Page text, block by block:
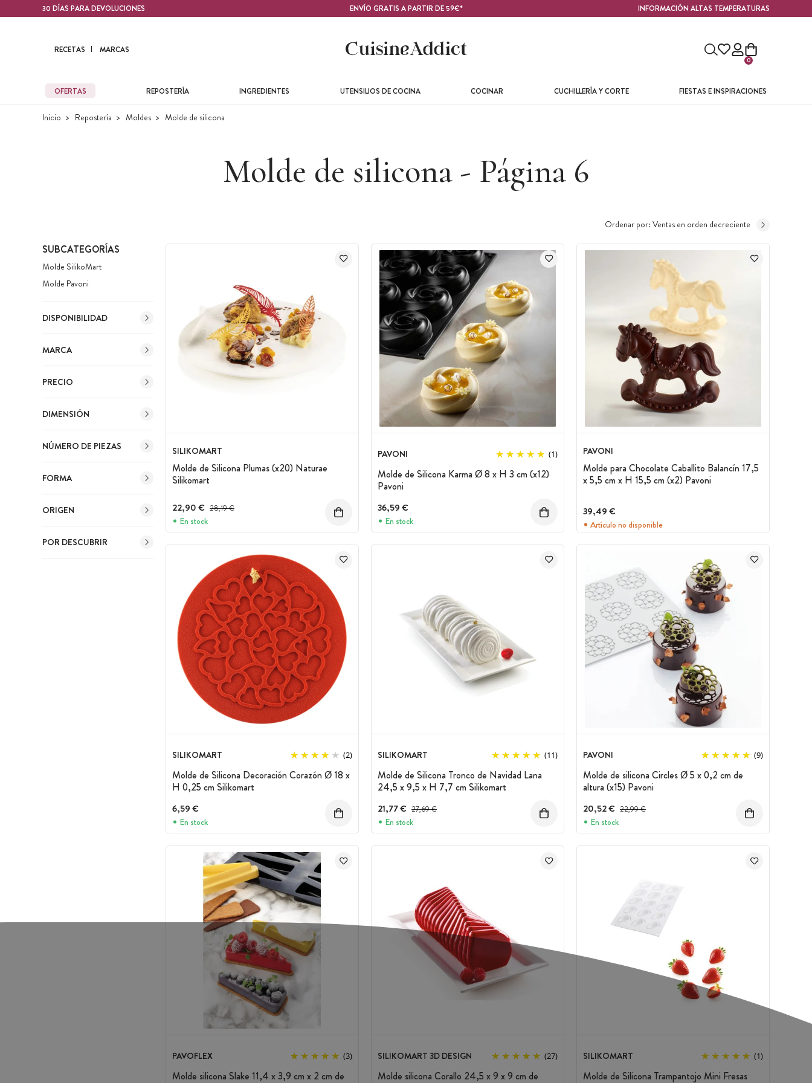
Contenido principal30 DÍAS PARA DEVOLUCIONES ENVÍO GRATIS A PARTIR DE 59€* INFORMACIÓN ALTAS TEMPERATURAS
RECETAS MARCAS
0
OFERTAS REPOSTERÍA INGREDIENTES UTENSILIOS DE COCINA COCINAR CUCHILLERÍA Y CORTE FIESTAS E INSPIRACIONES
Inicio Repostería Moldes Molde de silicona
Molde de silicona - Página 6
Ordenar por: Ventas en orden decreciente
SUBCATEGORÍAS
Molde SilikoMart
Molde Pavoni
DISPONIBILIDAD
MARCA
PRECIO
DIMENSIÓN
NÚMERO DE PIEZAS
FORMA
ORIGEN
POR DESCUBRIR
SILIKOMART
Molde de Silicona Plumas (x20) Naturae
Silikomart
22,90 € Precio antes del descuento
28,19 €
En stock
PAVONI (1)
Molde de Silicona Karma Ø 8 x H 3 cm (x12)
Pavoni
36,59 €
En stock
PAVONI
Molde para Chocolate Caballito Balancín 17,5
x 5,5 cm x H 15,5 cm (x2) Pavoni
39,49 €
Artículo no disponible
SILIKOMART (2)
Molde de Silicona Decoración Corazón Ø 18 x
H 0,25 cm Silikomart
6,59 €
En stock
SILIKOMART (11)
Molde de Silicona Tronco de Navidad Lana
24,5 x 9,5 x H 7,7 cm Silikomart
21,77 € Precio antes del descuento
27,69 €
En stock
PAVONI (9)
Molde de silicona Circles Ø 5 x 0,2 cm de
altura (x15) Pavoni
20,52 € Precio antes del descuento
22,99 €
En stock
PAVOFLEX (3)
Molde silicona Slake 11,4 x 3,9 cm x 2 cm de
SILIKOMART 3D DESIGN (27)
Molde silicona Corallo 24,5 x 9 x 9 cm de
SILIKOMART (1)
Molde de Silicona Trampantojo Mini Fresas